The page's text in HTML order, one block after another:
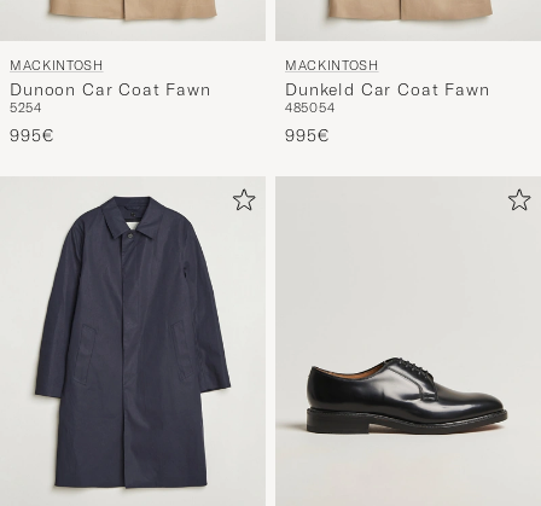
MACKINTOSH
Dunoon Car Coat Fawn
5254
995€
MACKINTOSH
Dunkeld Car Coat Fawn
485054
995€